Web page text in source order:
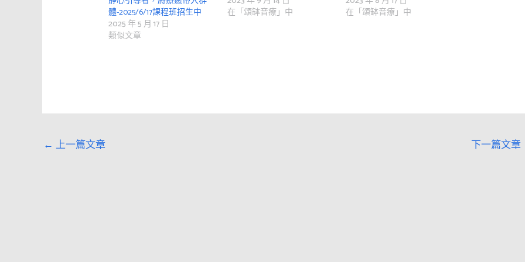
體-2025/6/17課程班招生中
2025 年 5 月 17 日
類似文章
在「頌缽音療」中
在「頌缽音療」中
← 上一篇文章 下一篇文章